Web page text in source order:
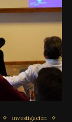
investigación